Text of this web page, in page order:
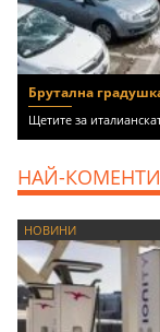
Брутална
Щетите за
НАЙ-
НОВИНИ